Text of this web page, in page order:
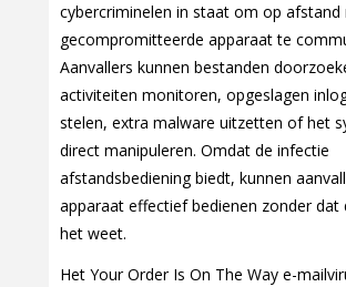
cybercriminelen in staat om op
gecompromitteerde apparaat te
Aanvallers kunnen bestanden
activiteiten monitoren, opgeslagen
stelen, extra malware uitzetten of het
direct manipuleren. Omdat de infectie
afstandsbediening biedt, kunnen
apparaat effectief bedienen zonder dat
het weet.
Het Your Order Is On The Way e-